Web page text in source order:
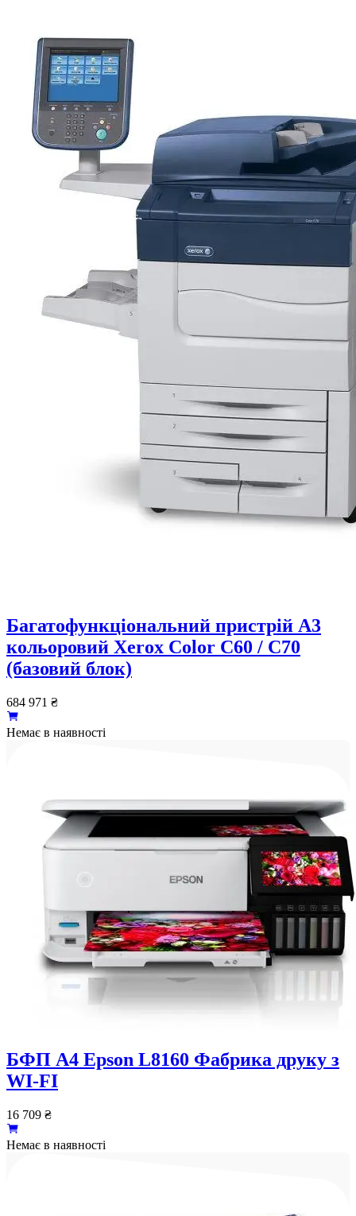
Багатофункціональний пристрій A3
кольоровий Xerox Color C60 / C70
(базовий блок)
684 971 ₴
Немає в наявності
БФП А4 Epson L8160 Фабрика друку з
WI-FI
16 709 ₴
Немає в наявності